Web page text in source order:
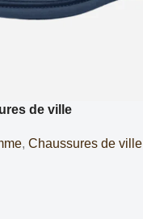
de ville
, Chaussures de ville